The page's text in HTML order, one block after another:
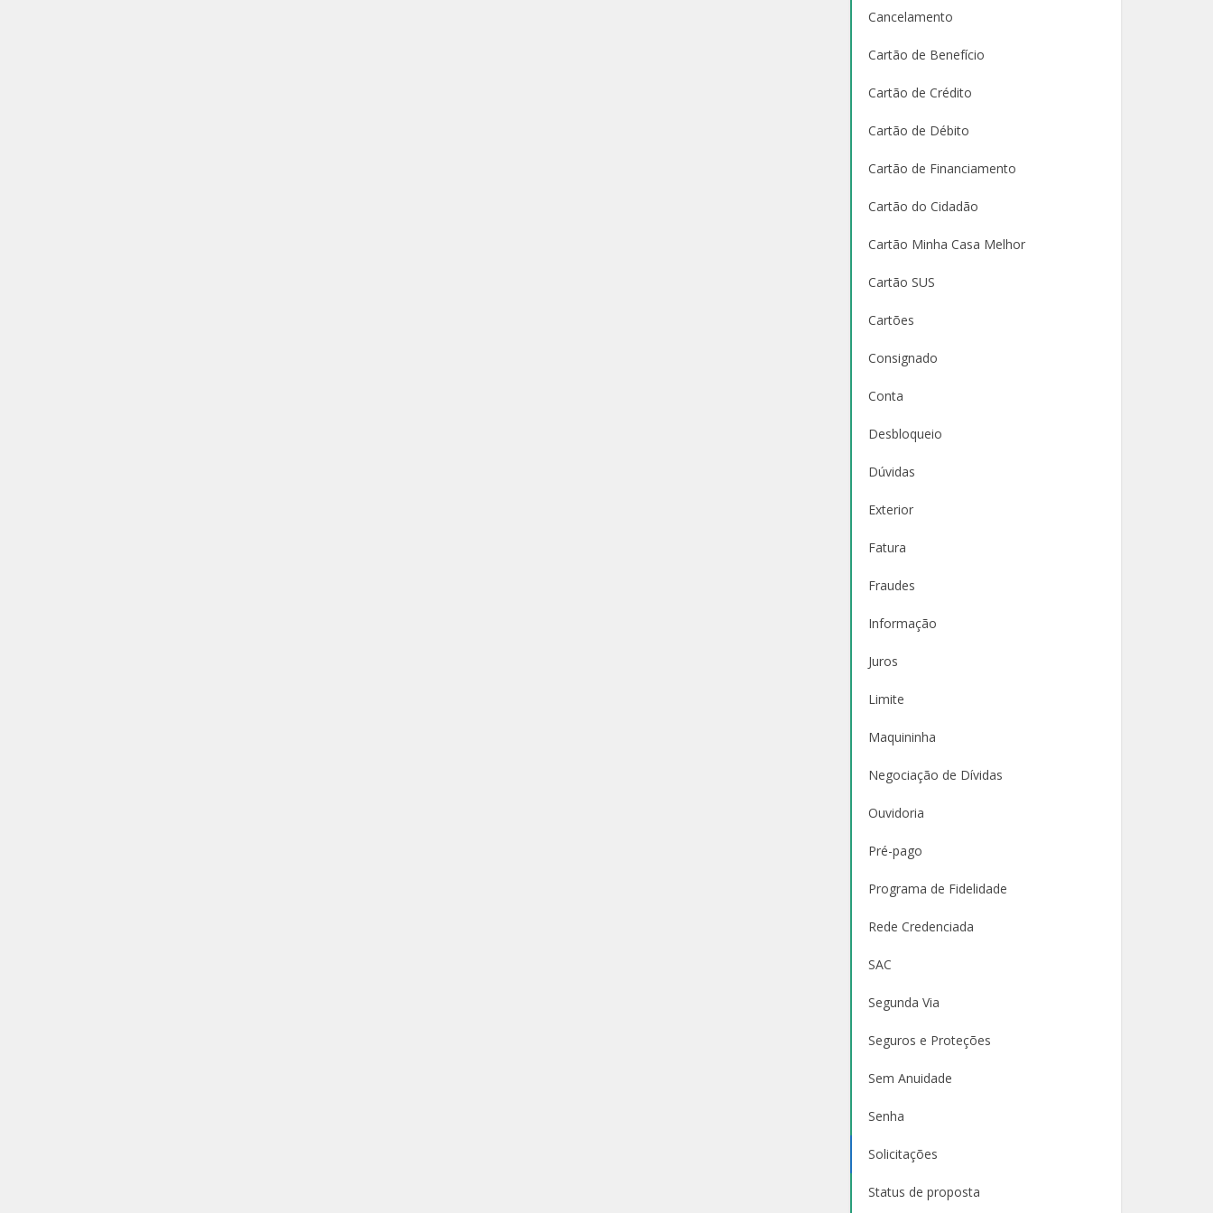
Cancelamento
Cartão de Benefício
Cartão de Crédito
Cartão de Débito
Cartão de Financiamento
Cartão do Cidadão
Cartão Minha Casa Melhor
Cartão SUS
Cartões
Consignado
Conta
Desbloqueio
Dúvidas
Exterior
Fatura
Fraudes
Informação
Juros
Limite
Maquininha
Negociação de Dívidas
Ouvidoria
Pré-pago
Programa de Fidelidade
Rede Credenciada
SAC
Segunda Via
Seguros e Proteções
Sem Anuidade
Senha
Solicitações
Status de proposta